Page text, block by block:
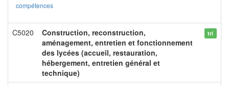
compétences
C5020
Construction, reconstruction,
aménagement, entretien et fonctionnement
des lycées (accueil, restauration,
hébergement, entretien général et
technique)
tri